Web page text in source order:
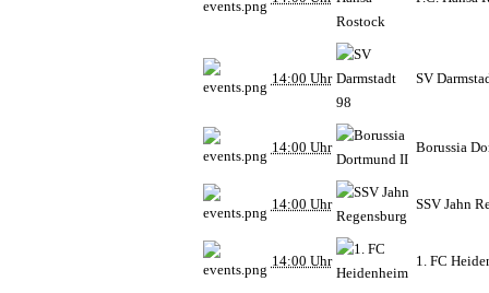
14:00 Uhr SV
14:00 Uhr Borussia
14:00 Uhr SSV Jahn
14:00 Uhr 1. FC